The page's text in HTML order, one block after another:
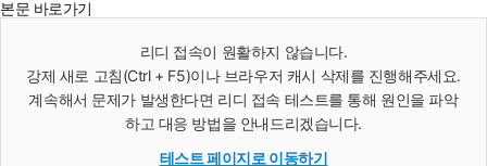
본문 바로가기
리디 접속이 원활하지 않습니다.
강제 새로 고침(Ctrl + F5)이나 브라우저 캐시 삭제를 진행해주세요.
계속해서 문제가 발생한다면 리디 접속 테스트를 통해 원인을 파악
하고 대응 방법을 안내드리겠습니다.
테스트 페이지로 이동하기